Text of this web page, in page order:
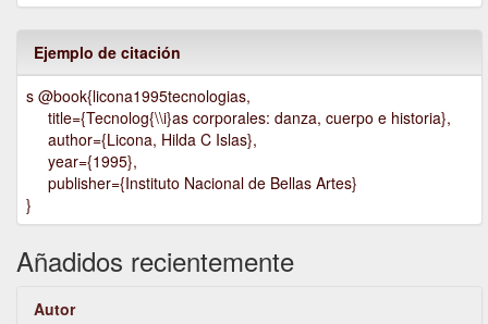
Ejemplo de citación
s @book{licona1995tecnologias,
title={Tecnolog{\\i}as corporales: danza, cuerpo e historia},
author={Licona, Hilda C Islas},
year={1995},
publisher={Instituto Nacional de Bellas Artes}
}
Añadidos recientemente
Autor